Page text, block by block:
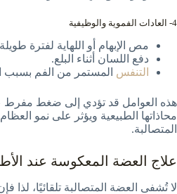
4- العادات الفموية والوظيفية
مص الإبهام أو اللهاية لفترة
دفع اللسان أثناء البلع.
التنفس المستمر من الفم بسبب
هذه العوامل قد تؤدي إلى ضغط مفرط
محاذاتها الطبيعية ويؤثر على نمو
المتصالبة.
علاج العضة المعكوسة عند
لا تُشفى العضة المتصالبة تلقائيًا، لذا